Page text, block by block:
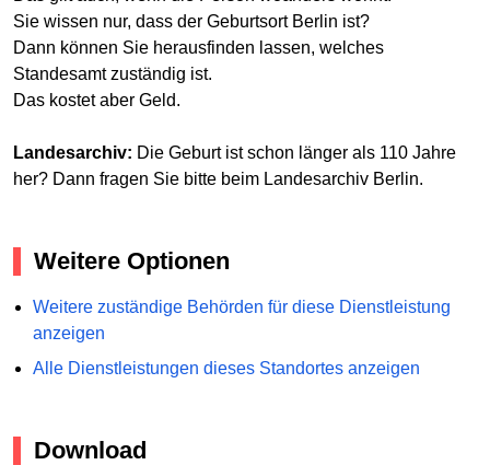
Sie wissen nur, dass der Geburtsort Berlin ist?
Dann können Sie herausfinden lassen, welches
Standesamt zuständig ist.
Das kostet aber Geld.
Landesarchiv: Die Geburt ist schon länger als 110 Jahre
her? Dann fragen Sie bitte beim Landesarchiv Berlin.
Weitere Optionen
Weitere zuständige Behörden für diese Dienstleistung
anzeigen
Alle Dienstleistungen dieses Standortes anzeigen
Download